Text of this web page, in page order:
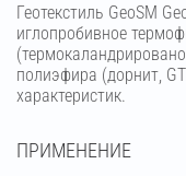
Геотекстиль GeoSM
иглопробивное
полиэфира (дорнит,
характеристик.
ПРИМЕНЕНИЕ